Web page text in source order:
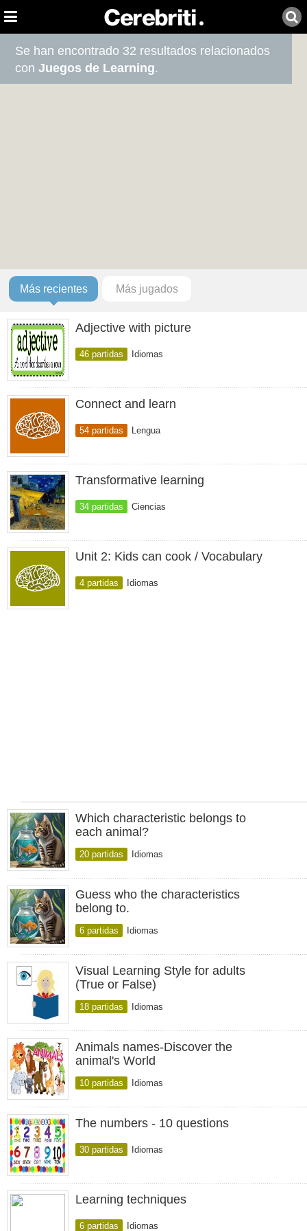
Se han encontrado 32 resultados relacionados
conJuegos de Learning.
Más recientes Más jugados
Adjective with picture
46 partidas Idiomas
Connect and learn
54 partidas Lengua
Transformative learning
34 partidas Ciencias
Unit 2: Kids can cook / Vocabulary
4 partidas Idiomas
Which characteristic belongs to
each animal?
20 partidas Idiomas
Guess who the characteristics
belong to.
6 partidas Idiomas
Visual Learning Style for adults
(True or False)
18 partidas Idiomas
Animals names-Discover the
animal's World
10 partidas Idiomas
The numbers - 10 questions
30 partidas Idiomas
Learning techniques
6 partidas Idiomas